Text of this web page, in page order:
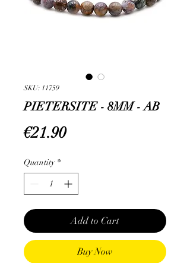
SKU: 11759
PIETERSITE - 8MM - AB
€21.90Price
Quantity *
Add to Cart
Buy Now